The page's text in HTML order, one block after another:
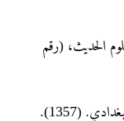
في علوم الحديث، (رقم
البغدادي، أبو بكر أحمد بن علي الخطيب البغدادي. (1357).